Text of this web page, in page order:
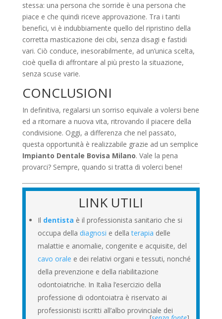
stessa: una persona che sorride è una persona che
piace e che quindi riceve approvazione. Tra i tanti
benefici, vi è indubbiamente quello del ripristino della
corretta masticazione dei cibi, senza disagi e fastidi
vari. Ciò conduce, inesorabilmente, ad un’unica scelta,
cioè quella di affrontare al più presto la situazione,
senza scuse varie.
CONCLUSIONI
In definitiva, regalarsi un sorriso equivale a volersi bene
ed a ritornare a nuova vita, ritrovando il piacere della
condivisione. Oggi, a differenza che nel passato,
questa opportunità è realizzabile grazie ad un semplice
Impianto Dentale Bovisa Milano. Vale la pena
provarci? Sempre, quando si tratta di volerci bene!
LINK UTILI
Il dentista è il professionista sanitario che si
occupa della diagnosi e dellaterapia delle
malattie e anomalie, congenite e acquisite, del
cavo orale e dei relativi organi e tessuti, nonché
della prevenzione e della riabilitazione
odontoiatriche. In Italia l’esercizio della
professione di odontoiatra è riservato ai
professionisti iscritti all’albo provinciale dei